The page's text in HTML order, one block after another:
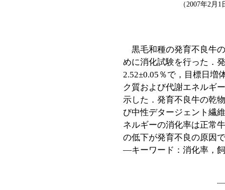
（2007年2月
黒毛和種の発育不良牛
めに消化試験を行った．
2.52±0.05％で，目標日増
ク質および代謝エネルギ
示した．発育不良牛の乾
び中性デタージェント繊
ネルギーの消化率は正常
の低下が発育不良の原因
―キーワード：消化率，